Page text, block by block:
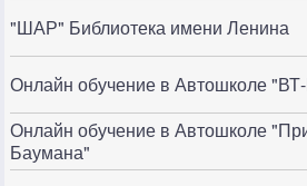
"ШАР" Библиотека имени Ленина
Онлайн обучение в Автошколе
Онлайн обучение в Автошколе
Баумана"